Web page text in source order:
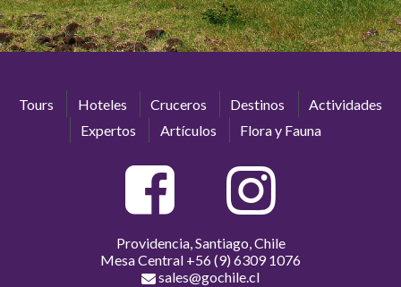
Tours Hoteles Cruceros Destinos
Actividades
Expertos
Artículos Flora y Fauna
Providencia, Santiago, Chile
Mesa Central +56 (9) 6309 1076
sales@gochile.cl